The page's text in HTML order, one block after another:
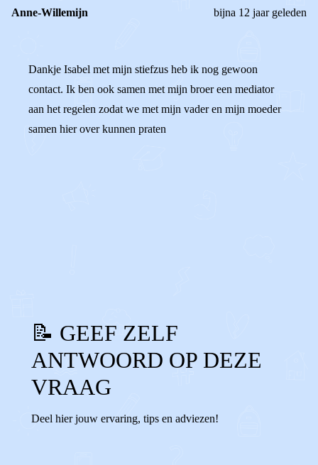
Anne-Willemijn bijna 12 jaar geleden
Dankje Isabel met mijn stiefzus heb ik nog gewoon
contact. Ik ben ook samen met mijn broer een mediator
aan het regelen zodat we met mijn vader en mijn moeder
samen hier over kunnen praten
📝 GEEF ZELF
ANTWOORD OP DEZE
VRAAG
Deel hier jouw ervaring, tips en adviezen!